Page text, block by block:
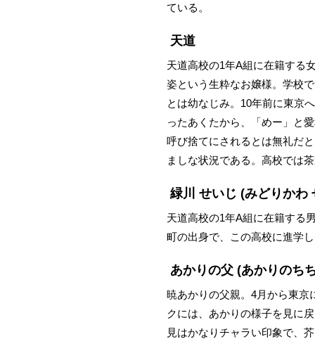
ている。
天道
天道高校の1年A組に在籍する
姿という生粋なお嬢様。学校
とは幼なじみ。10年前に東京
ったあくたから、「めー」と
呼び捨てにされるとは無礼だ
ましな状況である。高校では
緑川 せいじ (みどりかわ
天道高校の1年A組に在籍する
町の出身で、この高校に進学
あかりの父 (あかりのち
暁あかりの父親。4月から東京
クには、あかりの様子を見に
見はかなりチャラい印象で、